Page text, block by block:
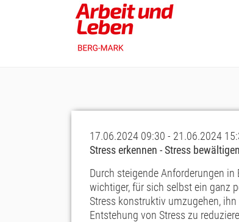
17.06.2024 09:30 - 21.06.2024
Stress erkennen - Stress
Durch steigende Anforderungen
wichtiger, für sich selbst ein ganz
Stress konstruktiv umzugehen,
Entstehung von Stress zu